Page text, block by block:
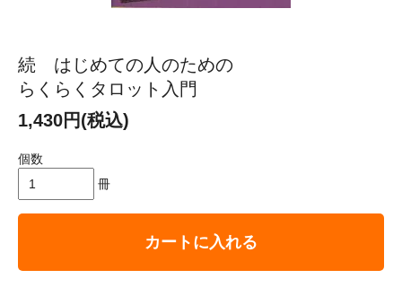
続 はじめての人のための
らくらくタロット入門
1,430円(税込)
個数
冊
カートに入れる